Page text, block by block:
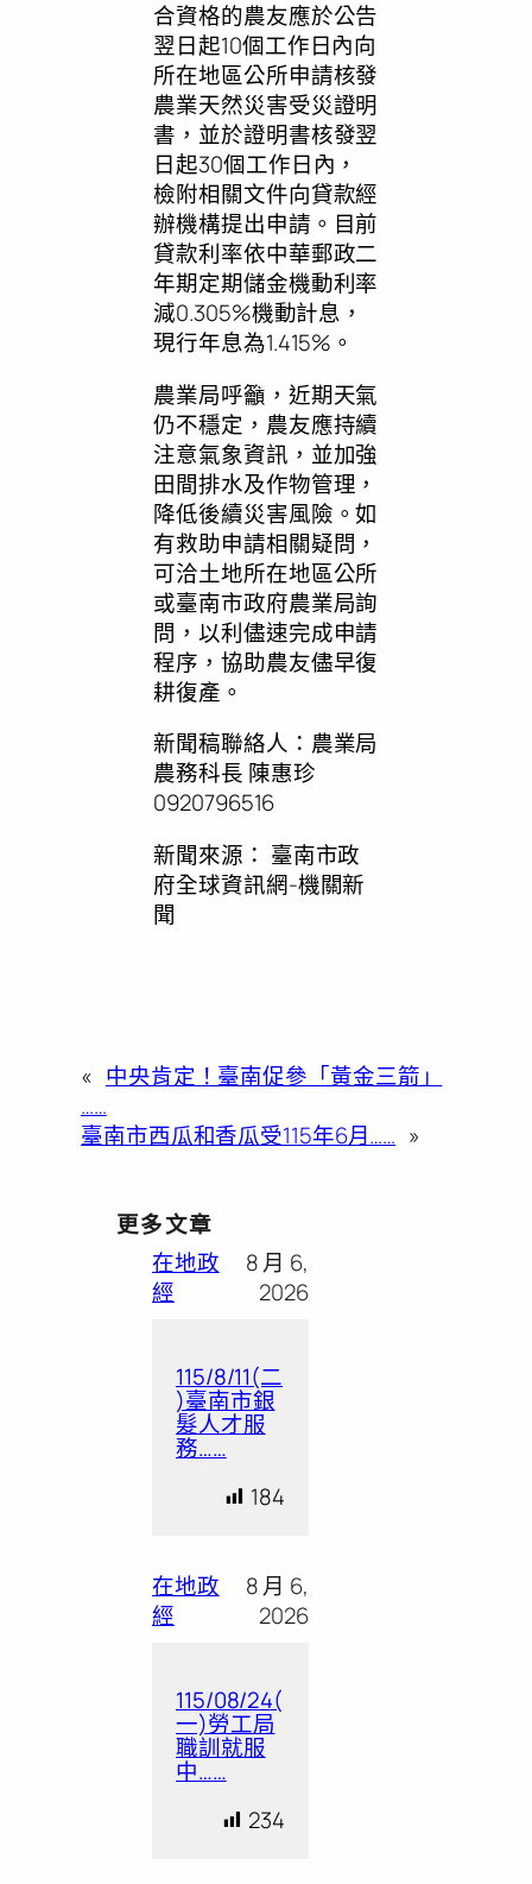
合資格的農友應於公告
翌日起10個工作日內向
所在地區公所申請核發
農業天然災害受災證明
書，並於證明書核發翌
日起30個工作日內，
檢附相關文件向貸款經
辦機構提出申請。目前
貸款利率依中華郵政二
年期定期儲金機動利率
減0.305%機動計息，
現行年息為1.415%。
農業局呼籲，近期天氣
仍不穩定，農友應持續
注意氣象資訊，並加強
田間排水及作物管理，
降低後續災害風險。如
有救助申請相關疑問，
可洽土地所在地區公所
或臺南市政府農業局詢
問，以利儘速完成申請
程序，協助農友儘早復
耕復產。
新聞稿聯絡人：農業局
農務科長 陳惠珍
0920796516
新聞來源： 臺南市政
府全球資訊網-機關新
聞
« 中央肯定！臺南促參「黃金三箭」
……
臺南市西瓜和香瓜受115年6月…… »
更多文章
在地政
經
8 月 6,
2026
115/8/11(二
)臺南市銀
髮人才服
務……
184
在地政
經
8 月 6,
2026
115/08/24(
一)勞工局
職訓就服
中……
234